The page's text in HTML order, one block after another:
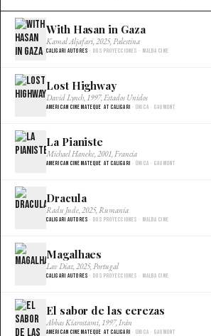
With Hasan in Gaza
Kamal Aljafari, 2025, Palestina
Caligari Autores · Dos proyecciones · Malba Cine
Lost Highway
David Lynch, 1997, Estados Unidos
American Cinemateque at Caligari · Única · Gaumont
La Pianiste
Michael Haneke, 2001, Francia
American Cinemateque at Caligari · Única · Gaumont
Dracula
Radu Jude, 2025, Rumania
Caligari Autores · Dos proyecciones · Malba Cine
Magalhaes
Lav Diaz, 2025, Portugal
Caligari Autores · Dos proyecciones · Malba Cine
El sabor de las cerezas
Abbas Kiarostami, 1997, Irán
American Cinemateque at Caligari · Única · Gaumont